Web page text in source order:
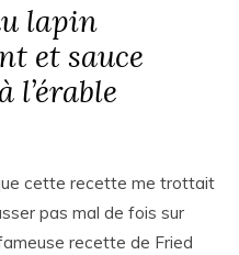
lapin
et sauce
l’érable
cette recette me trottait
pas mal de fois sur
recette de Fried